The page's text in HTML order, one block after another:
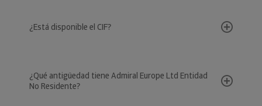
¿Está disponible el CIF?
¿Qué antigüedad tiene Admiral Europe Ltd Entidad
No Residente?